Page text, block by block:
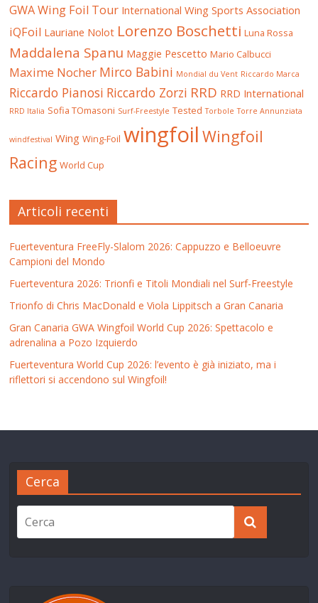
GWA Wing Foil Tour International Wing Sports Association
iQFoil Lauriane Nolot Lorenzo Boschetti Luna Rossa
Maddalena Spanu Maggie Pescetto Mario Calbucci
Maxime Nocher Mirco Babini Mondial du Vent Riccardo Marca
Riccardo Pianosi Riccardo Zorzi RRD RRD International
RRD Italia Sofia TOmasoni Surf-Freestyle Tested Torbole Torre Annunziata
windfestival Wing Wing-Foil wingfoil Wingfoil
Racing World Cup
Articoli recenti
Fuerteventura FreeFly-Slalom 2026: Cappuzzo e Belloeuvre
Campioni del Mondo
Fuerteventura 2026: Trionfi e Titoli Mondiali nel Surf-Freestyle
Trionfo di Chris MacDonald e Viola Lippitsch a Gran Canaria
Gran Canaria GWA Wingfoil World Cup 2026: Spettacolo e
adrenalina a Pozo Izquierdo
Fuerteventura World Cup 2026: l’evento è già iniziato, ma i
riflettori si accendono sul Wingfoil!
Cerca